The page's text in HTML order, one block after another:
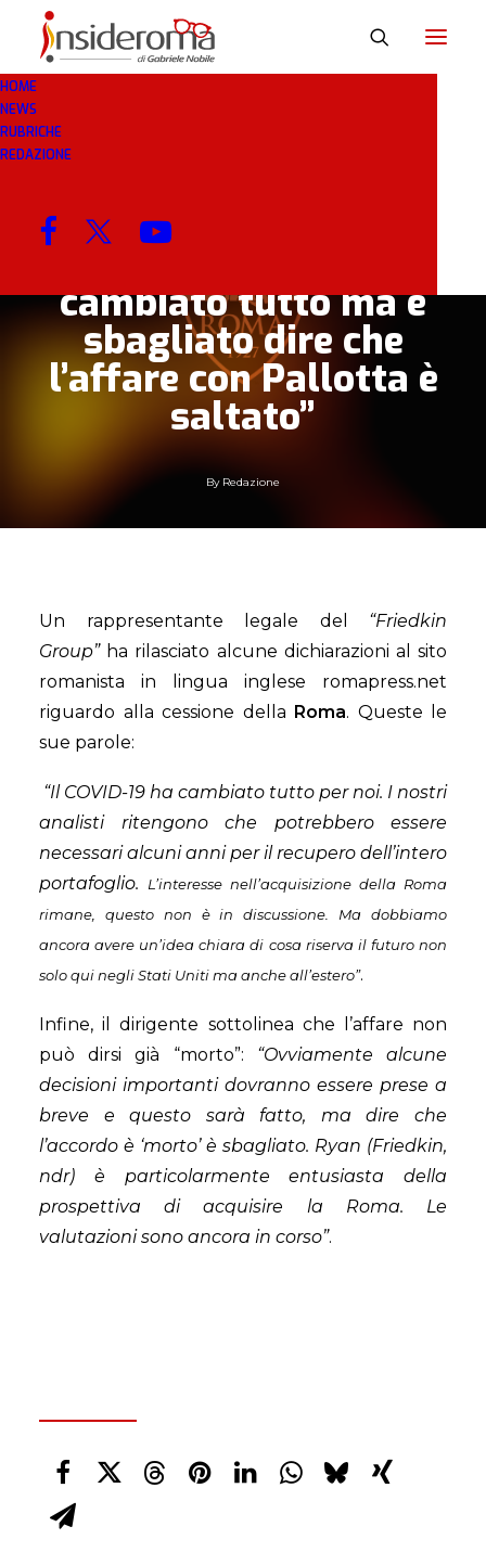
HOME
NEWS
RUBRICHE
REDAZIONE
17 APR 2020
‘Friedkin Group’: “Il
cambiato tutto ma è
sbagliato dire che
l’affare con Pallotta è
saltato”
By Redazione
Un rappresentante legale del “Friedkin
Group”ha rilasciato alcune dichiarazioni al sito
romanista in lingua inglese romapress.net
riguardo alla cessione della Roma. Queste le
sue parole:
“Il COVID-19 ha cambiato tutto per noi. I nostri
analisti ritengono che potrebbero essere
necessari alcuni anni per il recupero dell’intero
portafoglio.
L’interesse nell’acquisizione della Roma
rimane, questo non è in discussione. Ma dobbiamo
ancora avere un’idea chiara di cosa riserva il futuro non
solo qui negli Stati Uniti ma anche all’estero”.
Infine, il dirigente sottolinea che l’affare non
può dirsi già “morto”: “Ovviamente alcune
decisioni importanti dovranno essere prese a
breve e questo sarà fatto, ma dire che
l’accordo è ‘morto’ è sbagliato. Ryan (Friedkin,
ndr) è particolarmente entusiasta della
prospettiva di acquisire la Roma. Le
valutazioni sono ancora in corso”.